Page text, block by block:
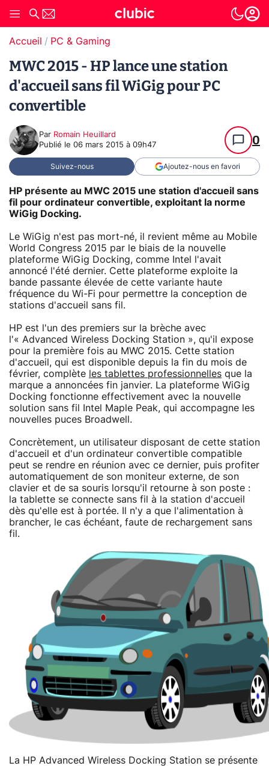
Accueil PC & Gaming
MWC 2015 - HP lance une station
d'accueil sans fil WiGig pour PC
convertible
Par Romain Heuillard
Publié le 06 mars 2015 à 09h47 0
Suivez-nous Ajoutez-nous en favori
HP présente au MWC 2015 une station d'accueil sans
fil pour ordinateur convertible, exploitant la norme
WiGig Docking.
Le WiGig n'est pas mort-né, il revient même au Mobile
World Congress 2015 par le biais de la nouvelle
plateforme WiGig Docking, comme Intel l'avait
annoncé l'été dernier. Cette plateforme exploite la
bande passante élevée de cette variante haute
fréquence du Wi-Fi pour permettre la conception de
stations d'accueil sans fil.
HP est l'un des premiers sur la brèche avec
l'« Advanced Wireless Docking Station », qu'il expose
pour la première fois au MWC 2015. Cette station
d'accueil, qui est disponible depuis la fin du mois de
février, complète les tablettes professionnelles que la
marque a annoncées fin janvier. La plateforme WiGig
Docking fonctionne effectivement avec la nouvelle
solution sans fil Intel Maple Peak, qui accompagne les
nouvelles puces Broadwell.
Concrètement, un utilisateur disposant de cette station
d'accueil et d'un ordinateur convertible compatible
peut se rendre en réunion avec ce dernier, puis profiter
automatiquement de son moniteur externe, de son
clavier et de sa souris lorsqu'il retourne à son poste :
la tablette se connecte sans fil à la station d'accueil
dès qu'elle est à portée. Il n'y a que l'alimentation à
brancher, le cas échéant, faute de rechargement sans
fil.
La HP Advanced Wireless Docking Station se présente